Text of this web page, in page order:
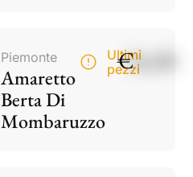
Piemonte
Amaretto
Berta Di
Mombaruzzo
Ultimi
pezzi
€34,00